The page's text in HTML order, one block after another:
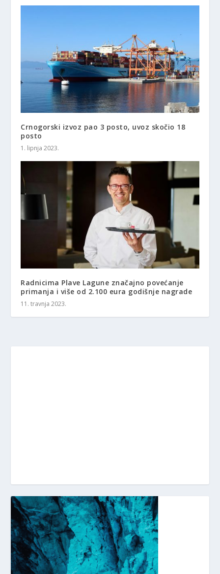
Crnogorski izvoz pao 3 posto, uvoz skočio 18
posto
1. lipnja 2023.
Radnicima Plave Lagune značajno povećanje
primanja i više od 2.100 eura godišnje nagrade
11. travnja 2023.